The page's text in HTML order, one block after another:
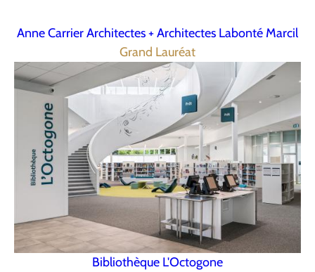
Anne Carrier Architectes + Architectes Labonté Marcil
Grand Lauréat
Bibliothèque L'Octogone